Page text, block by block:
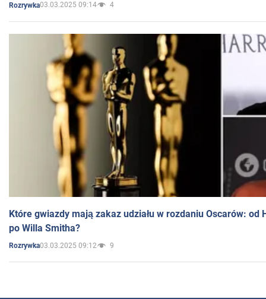
Rozrywka03.03.2025 09:14 4
Które gwiazdy mają zakaz udziału w rozdaniu Oscarów: od
po Willa Smitha?
Rozrywka03.03.2025 09:12 9